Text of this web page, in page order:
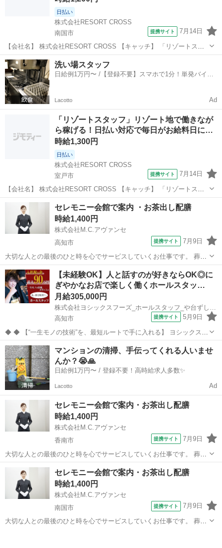
日払い
株式会社RESORT CROSS
南国市
提携サイト 7月14日
【会社名】 株式会社RESORT CROSS 【キャッチ】 「リゾートスタ
ッフ」リゾート地で働きながら稼げる！日払いでスグにお給料GET！
履歴書来社不要でらくらく！ 【コメント】 ＼新規スタッフ100名以上
の大募集★／ ...
高知 南国市 ホテル
洗い場スタッフ
日給例1万円〜 /【登録不要】スマホで1分！単発バイト
Lacotto Ad
「リゾートスタッフ」リゾート地で働きなが
ら稼げる！日払い対応で毎日がお給料日に…
時給1,300円
日払い
株式会社RESORT CROSS
室戸市
提携サイト 7月14日
【会社名】 株式会社RESORT CROSS 【キャッチ】 「リゾートスタ
ッフ」リゾート地で働きながら稼げる！日払い対応で毎日がお給料日
に！来社も履歴書も不要！ 【コメント】 ＼新規スタッフ100名以上の
大募集★／ 人気...
室戸市
セレモニー会館で案内 ・お茶出し配膳
時給1,400円
株式会社M.C.アヴァンセ
高知市
提携サイト 7月9日
大切な人との最後のひと時を心でサービスしていくお仕事です。 葬儀
会館でのホールスタッフ 【具体的には】 ・会葬者へのおしぼり配布
・お寺様へのお茶出し ・花切り(供花の準備)など ・式前の準備 ・式
中の対応 ・式後の片付け...
高知 高知市 ホールスタッフ
【未経験OK】人と話すのが好きならOK◎に
ぎやかなお店で楽しく働くホールスタッ…
月給305,000円
株式会社ヨシックスフーズ_ホールスタッフ_や台ずし堀詰帯屋町 (正社員)
高知市
提携サイト 5月9日
◆ ◆ 【“一生モノの技術”を、最短ルートで手に入れる】 ヨシックスフ
ーズが運営する寿司居酒屋「や台ずし」では、 鮮魚の一部を加工済み
の状態で仕入れることで仕込みの負担を大幅に削減しています。 入社
後は余計な工程に時間...
高知 高知市 ホールスタッフ
マンションの清掃、手伝ってくれる人いませ
んか？😭🙏
日給例1万円〜 / 登録不要！高時給求人多数✨
Lacotto Ad
セレモニー会館で案内・お茶出し配膳
時給1,400円
株式会社M.C.アヴァンセ
香南市
提携サイト 7月9日
大切な人との最後のひと時を心でサービスしていくお仕事です。 葬儀
会館でのホールスタッフ 【具体的には】 ・会葬者へのおしぼり配布
・お寺様へのお茶出し ・花切り(供花の準備)など ・式前の準備 ・式
中の対応 ・式後の片付け...
香南市 ホールスタッフ
セレモニー会館で案内・お茶出し配膳
時給1,400円
株式会社M.C.アヴァンセ
南国市
提携サイト 7月9日
大切な人との最後のひと時を心でサービスしていくお仕事です。 葬儀